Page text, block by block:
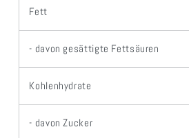
Fett
- davon gesättigte Fettsäuren
Kohlenhydrate
- davon Zucker